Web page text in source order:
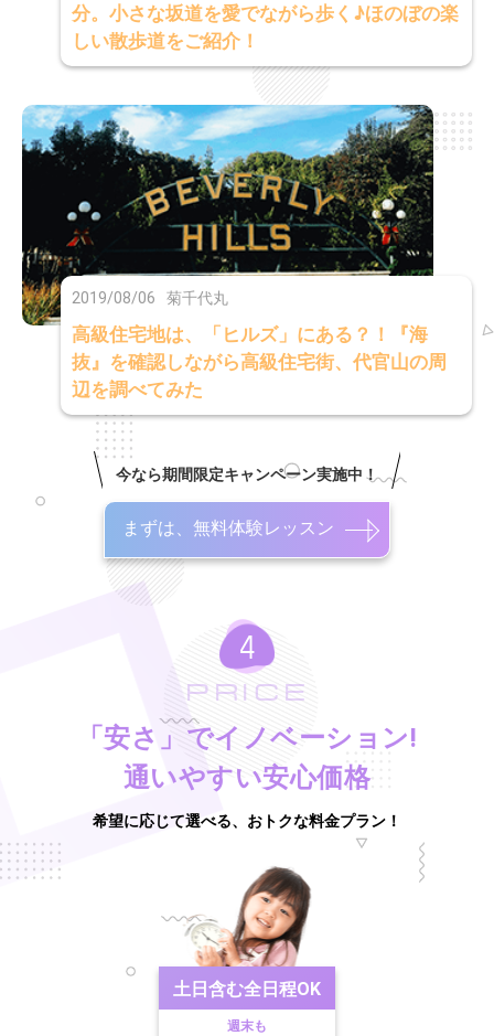
分。小さな坂道を愛でながら歩く♪ほのぼの楽
しい散歩道をご紹介！
2019/08/06 菊千代丸
高級住宅地は、「ヒルズ」にある？！『海
抜』を確認しながら高級住宅街、代官山の周
辺を調べてみた
今なら期間限定キャンペーン実施中！
まずは、無料体験レッスン
PRICE
「安さ」でイノベーション!
通いやすい安心価格
希望に応じて選べる、おトクな料金プラン！
土日含む全日程OK
週末も